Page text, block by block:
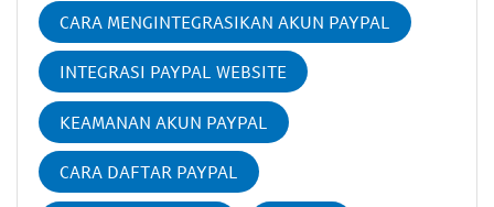
CARA MENGINTEGRASIKAN AKUN PAYPAL
INTEGRASI PAYPAL WEBSITE
KEAMANAN AKUN PAYPAL
CARA DAFTAR PAYPAL